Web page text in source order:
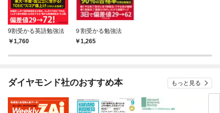
9割受かる英語勉強法
1,760
９割受かる勉強法
1,265
ダイヤモンド社のおすすめ本 もっと見る